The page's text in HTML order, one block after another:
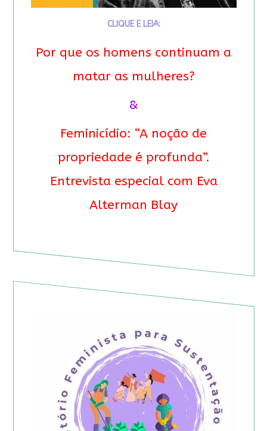
CLIQUE E LEIA:
Por que os homens continuam a
matar as mulheres?
&
Feminicídio: “A noção de
propriedade é profunda”.
Entrevista especial com Eva
Alterman Blay